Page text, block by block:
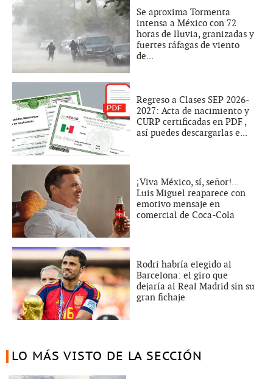
Se aproxima Tormenta
intensa a México con 72
horas de lluvia, granizadas y
fuertes ráfagas de viento
de...
Regreso a Clases SEP 2026-
2027: Acta de nacimiento y
CURP certificadas en PDF ,
así puedes descargarlas e...
¡Viva México, sí, señor!...
Luis Miguel reaparece con
emotivo mensaje en
comercial de Coca-Cola
Rodri habría elegido al
Barcelona: el giro que
dejaría al Real Madrid sin su
gran fichaje
LO MÁS VISTO DE LA SECCIÓN